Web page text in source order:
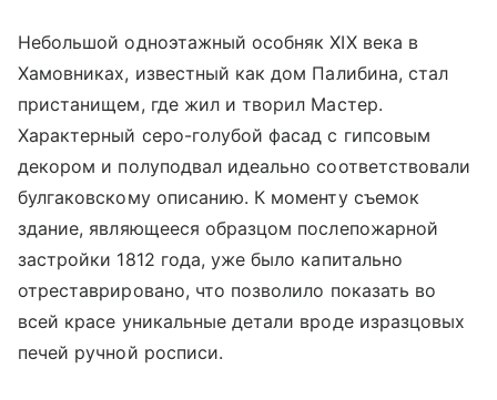
Небольшой одноэтажный особняк XIX века в
Хамовниках, известный как дом Палибина, стал
пристанищем, где жил и творил Мастер.
Характерный серо-голубой фасад с гипсовым
декором и полуподвал идеально соответствовали
булгаковскому описанию. К моменту съемок
здание, являющееся образцом послепожарной
застройки 1812 года, уже было капитально
отреставрировано, что позволило показать во
всей красе уникальные детали вроде изразцовых
печей ручной росписи.